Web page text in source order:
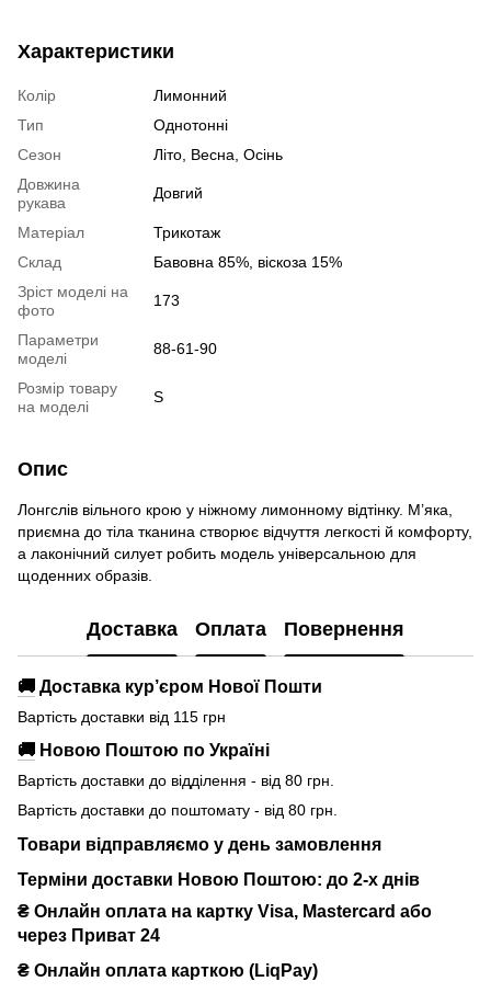
Характеристики
Колір
Лимонний
Тип
Однотонні
Сезон
Літо, Весна, Осінь
Довжина
рукава
Довгий
Матеріал
Трикотаж
Склад
Бавовна 85%, віскоза 15%
Зріст моделі на
фото
173
Параметри
моделі
88-61-90
Розмір товару
на моделі
S
Опис
Лонгслів вільного крою у ніжному лимонному відтінку. М’яка,
приємна до тіла тканина створює відчуття легкості й комфорту,
а лаконічний силует робить модель універсальною для
щоденних образів.
Доставка Оплата Повернення
🚚 Доставка кур’єром Нової Пошти
Вартість доставки від 115 грн
🚚 Новою Поштою по Україні
Вартість доставки до відділення - від 80 грн.
Вартість доставки до поштомату - від 80 грн.
Товари відправляємо у день замовлення
Терміни доставки Новою Поштою: до 2-х днів
₴ Онлайн оплата на картку Visa, Mastercard або
через Приват 24
₴ Онлайн оплата карткою (LiqPay)